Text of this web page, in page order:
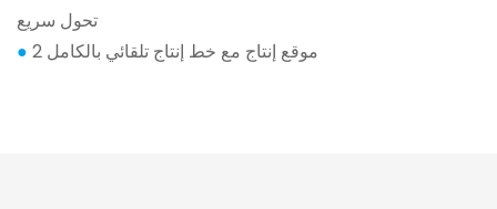
تحول سريع
●
2 موقع إنتاج مع خط إنتاج تلقائي بالكامل